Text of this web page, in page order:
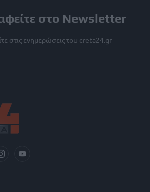
στο Newsletter
στις ενημερώσεις του creta24.gr